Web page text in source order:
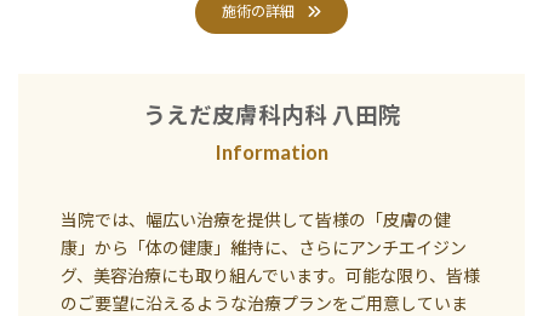
施術の詳細
うえだ皮膚科内科 八田院
Information
当院では、幅広い治療を提供して皆様の「皮膚の健
康」から「体の健康」維持に、さらにアンチエイジン
グ、美容治療にも取り組んでいます。可能な限り、皆様
のご要望に沿えるような治療プランをご用意していま